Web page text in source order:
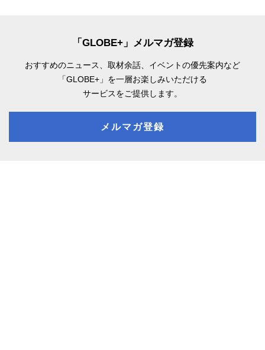
「GLOBE+」メルマガ登録
おすすめのニュース、取材余話、 イベントの優先案内など
「GLOBE+」を一層お楽しみいただける
サービスをご提供します。
メルマガ登録